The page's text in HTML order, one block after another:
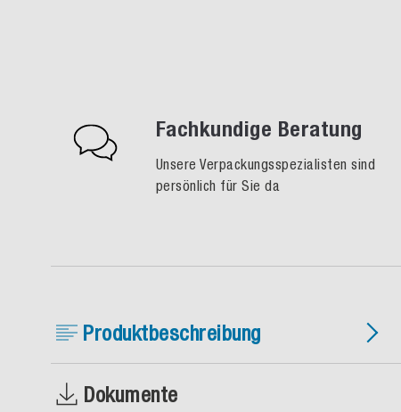
Fachkundige Beratung
Unsere Verpackungsspezialisten sind
persönlich für Sie da
Produktbeschreibung
Dokumente